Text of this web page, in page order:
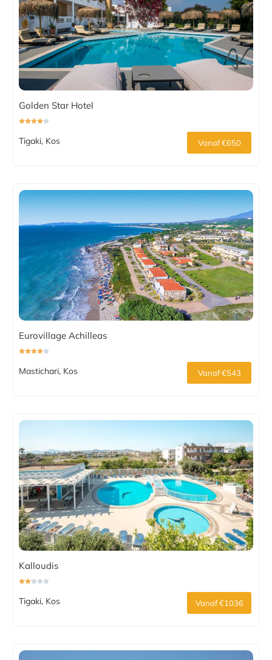
Golden Star Hotel
Tigaki, Kos Vanaf €650
Eurovillage Achilleas
Mastichari, Kos Vanaf €543
Kalloudis
Tigaki, Kos Vanaf €1036